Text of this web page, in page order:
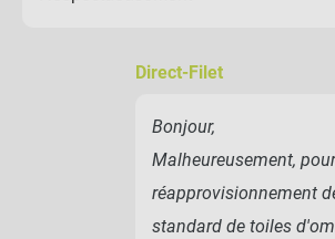
Direct-Filet
Bonjour,
Malheureusement,
réapprovisionnement
standard de toiles